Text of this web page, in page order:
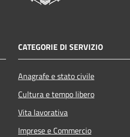
CATEGORIE DI SERVIZIO
Anagrafe e stato civile
Cultura e tempo libero
Vita lavorativa
Imprese e Commercio